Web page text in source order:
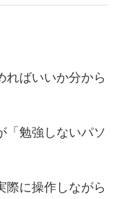
ればいいか分から
「勉強しないパソ
際に操作しながら